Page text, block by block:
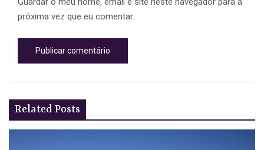
próxima vez que eu comentar.
Related Posts